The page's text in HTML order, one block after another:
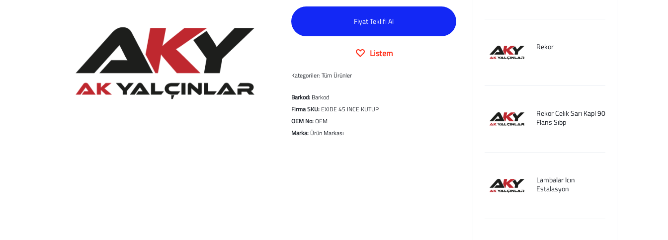
Fiyat Teklifi Al
Listem
Kategoriler:Tüm Ürünler
Barkod: Barkod
Firma SKU: EXIDE 45 INCE KUTUP
OEM No:OEM
Marka: Ürün Markası
Rekor
Rekor Celık Sarı Kapl 90
Flans Sıbp
Lambalar Icın
Estalasyon